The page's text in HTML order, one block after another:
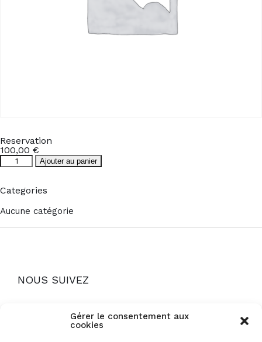
Gérer le consentement aux
cookies
Reservation
100,00 €
quantité
de
Ajouter au panier
Categories
Aucune catégorie
NOUS SUIVEZ